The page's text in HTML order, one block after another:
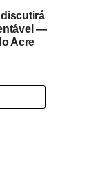
—
Acre